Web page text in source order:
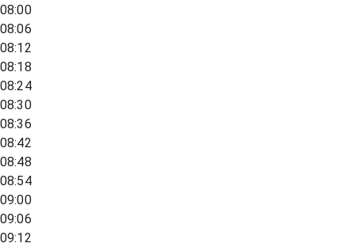
08:00
08:06
08:12
08:18
08:24
08:30
08:36
08:42
08:48
08:54
09:00
09:06
09:12